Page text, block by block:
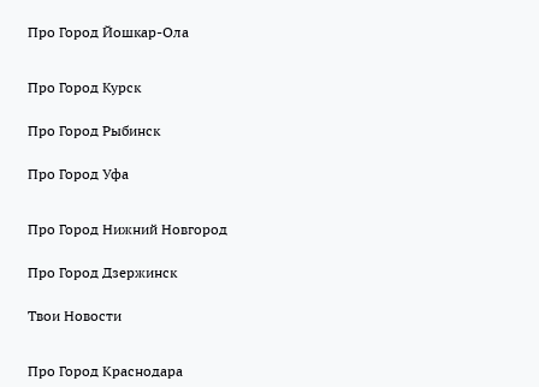
Про Город Йошкар-Ола
Про Город Курск
Про Город Рыбинск
Про Город Уфа
Про Город Нижний Новгород
Про Город Дзержинск
Твои Новости
Про Город Краснодара